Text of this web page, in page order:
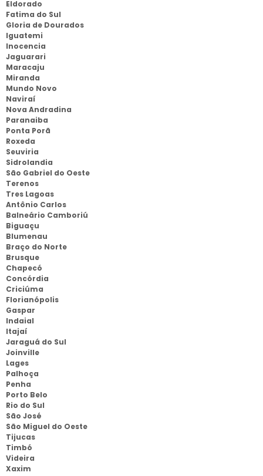
Eldorado
Fatima do Sul
Gloria de Dourados
Iguatemi
Inocencia
Jaguarari
Maracaju
Miranda
Mundo Novo
Naviraí
Nova Andradina
Paranaiba
Ponta Porã
Roxeda
Seuviria
Sidrolandia
São Gabriel do Oeste
Terenos
Tres Lagoas
Antônio Carlos
Balneário Camboriú
Biguaçu
Blumenau
Braço do Norte
Brusque
Chapecó
Concórdia
Criciúma
Florianópolis
Gaspar
Indaial
Itajaí
Jaraguá do Sul
Joinville
Lages
Palhoça
Penha
Porto Belo
Rio do Sul
São José
São Miguel do Oeste
Tijucas
Timbó
Videira
Xaxim